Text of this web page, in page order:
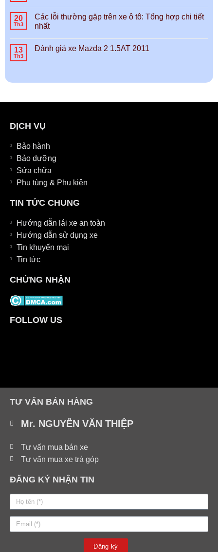
20
Th3
Các lỗi thường gặp trên xe ô tô: Tổng hợp chi tiết
nhất
13
Th3
Đánh giá xe Mazda 2 1.5AT 2011
DỊCH VỤ
Bảo hành
Bảo dưỡng
Sửa chữa
Phụ tùng & Phụ kiện
TIN TỨC CHUNG
Hướng dẫn lái xe an toàn
Hướng dẫn sử dụng xe
Tin khuyến mại
Tin tức
CHỨNG NHẬN
FOLLOW US
TƯ VẤN BÁN HÀNG
Mr. NGUYỄN VĂN THIỆP
Tư vấn mua bán xe
Tư vấn mua xe trả góp
ĐĂNG KÝ NHẬN TIN
Đăng ký